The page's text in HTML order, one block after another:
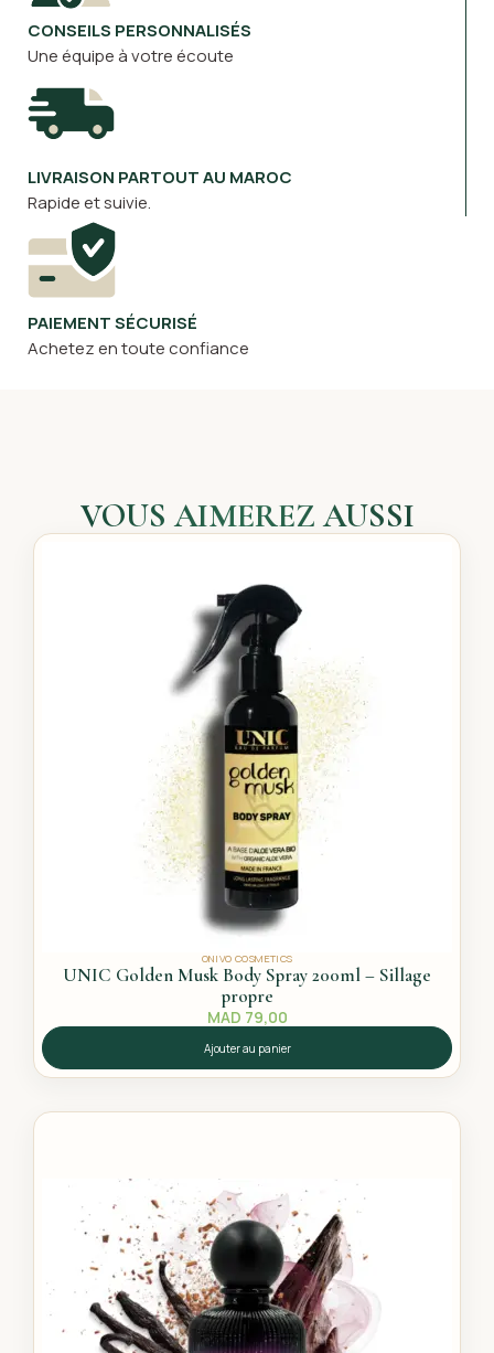
CONSEILS PERSONNALISÉS
Une équipe à votre écoute
LIVRAISON PARTOUT AU MAROC
Rapide et suivie.
PAIEMENT SÉCURISÉ
Achetez en toute confiance
VOUS AIMEREZ AUSSI
ONIVO COSMETICS
UNIC Golden Musk Body Spray 200ml – Sillage
propre
MAD 79,00
Ajouter au panier